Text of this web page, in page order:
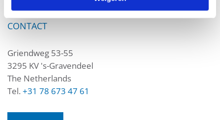
CONTACT
Griendweg 53-55
3295 KV 's-Gravendeel
The Netherlands
Tel. +31 78 673 47 61